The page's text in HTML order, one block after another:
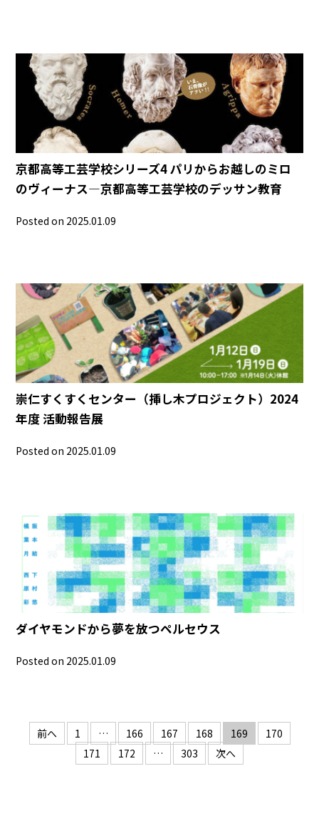
京都高等工芸学校シリーズ4 パリからお越しのミロ
のヴィーナス―京都高等工芸学校のデッサン教育
Posted on 2025.01.09
崇仁すくすくセンター（挿し木プロジェクト）2024
年度 活動報告展
Posted on 2025.01.09
ダイヤモンドから夢を放つペルセウス
Posted on 2025.01.09
前へ 1 … 166 167 168 169
170
171
172 … 303 次へ